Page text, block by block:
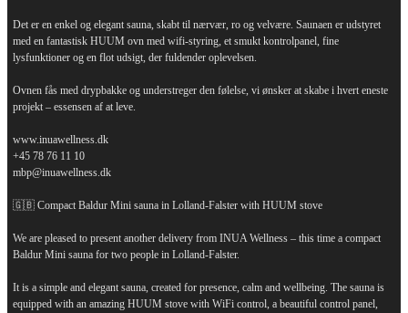
Det er en enkel og elegant sauna, skabt til nærvær, ro og velvære. Saunaen er udstyret
med en fantastisk HUUM ovn med wifi-styring, et smukt kontrolpanel, fine
lysfunktioner og en flot udsigt, der fuldender oplevelsen.
Ovnen fås med drypbakke og understreger den følelse, vi ønsker at skabe i hvert eneste
projekt – essensen af at leve.
www.inuawellness.dk
+45 78 76 11 10
mbp@inuawellness.dk
🇬🇧 Compact Baldur Mini sauna in Lolland-Falster with HUUM stove
We are pleased to present another delivery from INUA Wellness – this time a compact
Baldur Mini sauna for two people in Lolland-Falster.
It is a simple and elegant sauna, created for presence, calm and wellbeing. The sauna is
equipped with an amazing HUUM stove with WiFi control, a beautiful control panel,